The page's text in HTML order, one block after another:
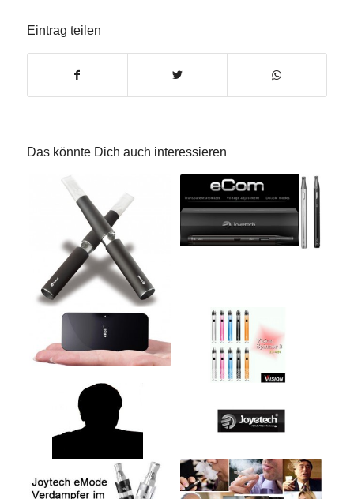
Eintrag teilen
Das könnte Dich auch interessieren